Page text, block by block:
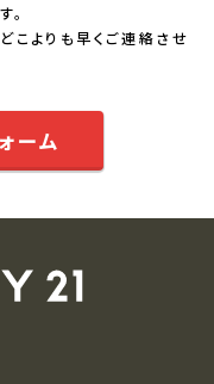
。
こよりも早くご連絡させ
ーム